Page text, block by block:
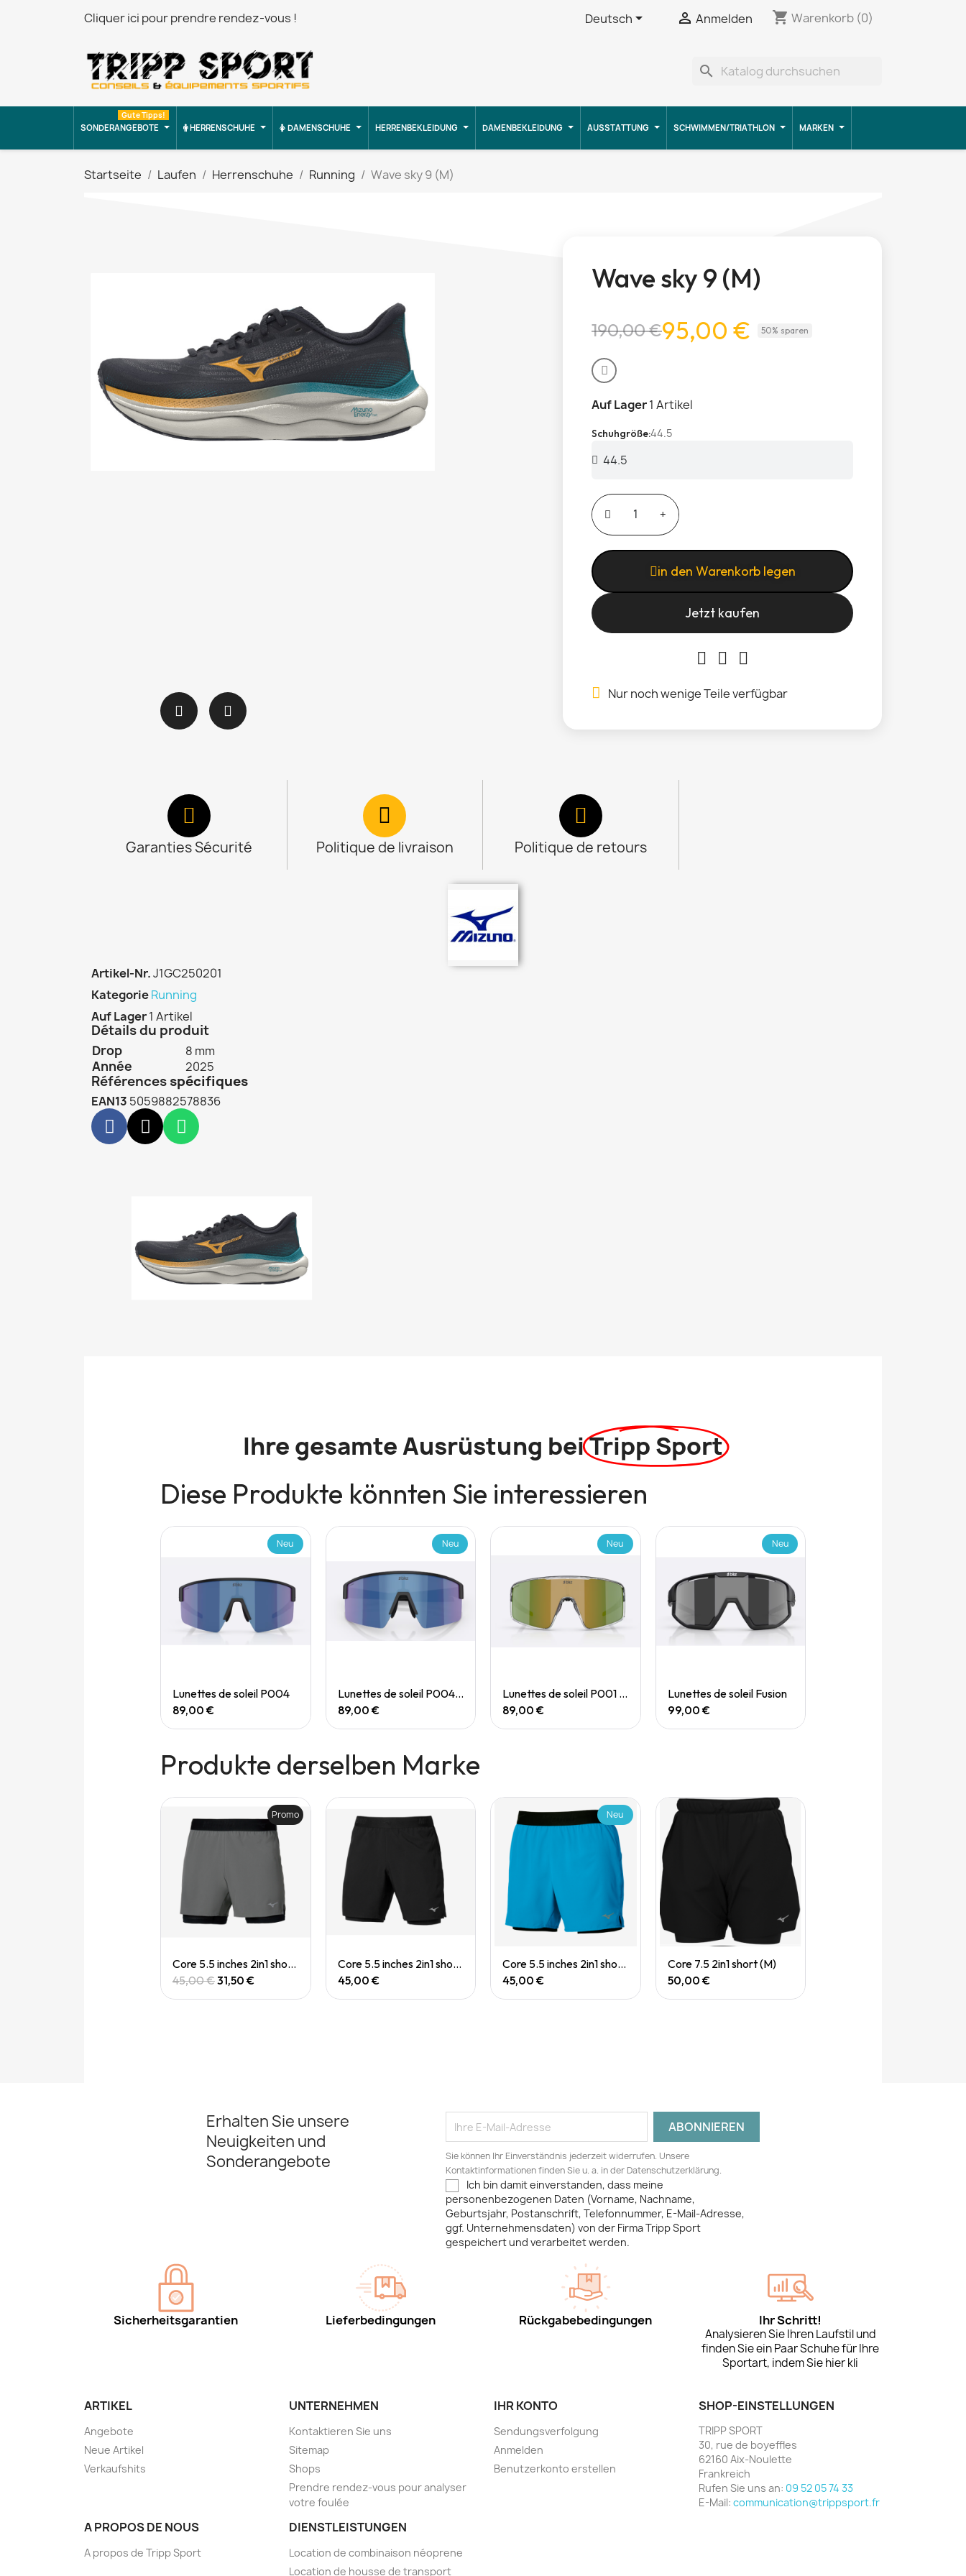
Cliquer ici pour prendre rendez-vous ! Deutsch  Anmelden shopping_cart Warenkorb (0)
search
SONDERANGEBOTE
Gute Tipps!
HERRENSCHUHE DAMENSCHUHE HERRENBEKLEIDUNG DAMENBEKLEIDUNG AUSSTATTUNG SCHWIMMEN/TRIATHLON MARKEN
Startseite Laufen Herrenschuhe Running Wave sky 9 (M)
Wave sky 9 (M)
190,00 €95,00 € 50% sparen
Auf Lager1 Artikel
Schuhgröße44.5
in den Warenkorb legen
Jetzt kaufen
Nur noch wenige Teile verfügbar
Garanties Sécurité Politique de livraison Politique de retours
Artikel-Nr.J1GC250201
KategorieRunning
Auf Lager1 Artikel
Détails du produit
Drop 8 mm
Année 2025
Références spécifiques
EAN13 5059882578836
Ihre gesamte Ausrüstung beiTripp Sport
Diese Produkte könnten Sie interessieren
Quick View
Neu
Lunettes de soleil P004
89,00 €
Quick View
Neu
Lunettes de soleil P004 Small
89,00 €
Quick View
Neu
Lunettes de soleil P001 Small
89,00 €
Quick View
Neu
Lunettes de soleil Fusion
99,00 €
Produkte derselben Marke
Quick View
Promo
Core 5.5 inches 2in1 short (M)
45,00 €31,50 €
Quick View
Core 5.5 inches 2in1 short (M)
45,00 €
Quick View
Neu
Core 5.5 inches 2in1 short (M)
45,00 €
Quick View
Core 7.5 2in1 short (M)
50,00 €
Erhalten Sie unsere
Neuigkeiten und
Sonderangebote
Sie können Ihr Einverständnis jederzeit widerrufen. Unsere
Kontaktinformationen finden Sie u. a. in der Datenschutzerklärung.
Ich bin damit einverstanden, dass meine
personenbezogenen Daten (Vorname, Nachname,
Geburtsjahr, Postanschrift, Telefonnummer, E-Mail-Adresse,
ggf. Unternehmensdaten) von der Firma Tripp Sport
gespeichert und verarbeitet werden.
Sicherheitsgarantien Lieferbedingungen Rückgabebedingungen Ihr Schritt!
Analysieren Sie Ihren Laufstil und
finden Sie ein Paar Schuhe für Ihre
Sportart, indem Sie hier kli
ARTIKEL
Angebote
Neue Artikel
Verkaufshits
UNTERNEHMEN
Kontaktieren Sie uns
Sitemap
Shops
Prendre rendez-vous pour analyser
votre foulée
A PROPOS DE NOUS
A propos de Tripp Sport
DIENSTLEISTUNGEN
Location de combinaison néoprene
Location de housse de transport
IHR KONTO
Sendungsverfolgung
Anmelden
Benutzerkonto erstellen
SHOP-EINSTELLUNGEN
TRIPP SPORT
30, rue de boyeffles
62160 Aix-Noulette
Frankreich
Rufen Sie uns an: 09 52 05 74 33
E-Mail: communication@trippsport.fr